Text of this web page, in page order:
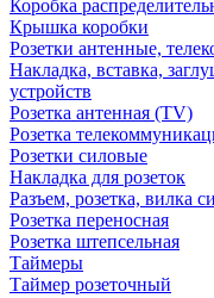
Коробка
Крышка коробки
Розетки антенные,
Накладка, вставка,
устройств
Розетка антенная (TV)
Розетка
Розетки силовые
Накладка для розеток
Разъем, розетка, вилка
Розетка переносная
Розетка штепсельная
Таймеры
Таймер розеточный